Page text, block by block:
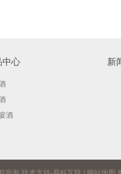
中心
酒
新